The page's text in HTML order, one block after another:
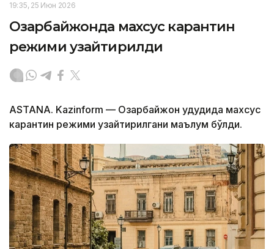
19:35, 25 Июн 2026
Озарбайжонда махсус карантин
режими узайтирилди
ASTANA. Kazinform — Озарбайжон ҳудудида махсус
карантин режими узайтирилгани маълум бўлди.